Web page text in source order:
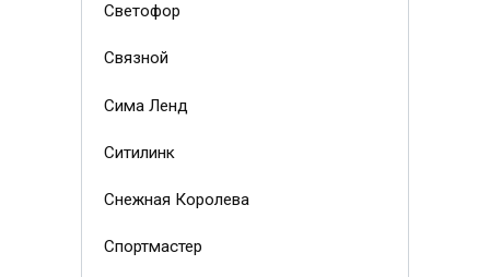
Светофор
Связной
Сима Ленд
Ситилинк
Снежная Королева
Спортмастер